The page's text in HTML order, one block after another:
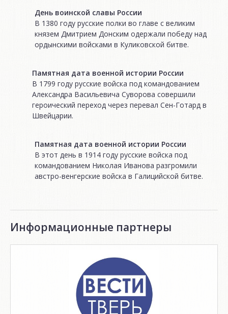
День воинской славы России
В 1380 году русские полки во главе с великим
князем Дмитрием Донским одержали победу над
ордынскими войсками в Куликовской битве.
Памятная дата военной истории России
В 1799 году русские войска под командованием
Александра Васильевича Суворова совершили
героический переход через перевал Сен-Готард в
Швейцарии.
Памятная дата военной истории России
В этот день в 1914 году русские войска под
командованием Николая Иванова разгромили
австро-венгерские войска в Галицийской битве.
Информационные партнеры